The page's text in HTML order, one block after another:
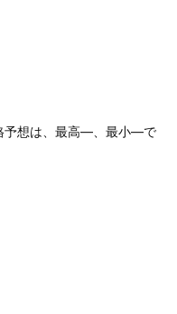
予想は、最高—、最小—で